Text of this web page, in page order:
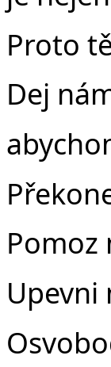
Proto
Dej
Pomoz
Upevni